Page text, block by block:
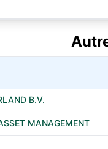
B.V.
MANAGEMENT